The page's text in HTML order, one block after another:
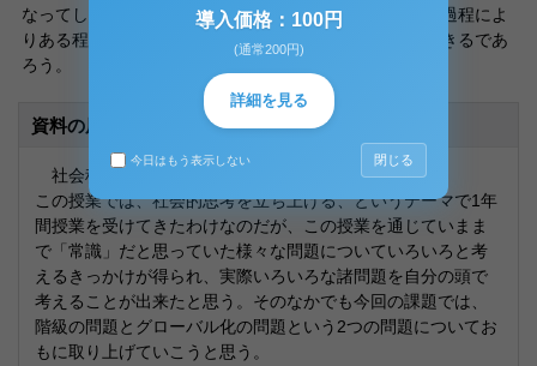
なってしまうため、学歴というものを通じてこのような過程によ
りある程度階級は固定化されていく、と考えることができるであ
ろう。
資料の原本内容
社会科学概論
この授業では、社会的思考を立ち上げる、というテーマで1年
間授業を受けてきたわけなのだが、この授業を通じていまま
で「常識」だと思っていた様々な問題についていろいろと考
えるきっかけが得られ、実際いろいろな諸問題を自分の頭で
考えることが出来たと思う。そのなかでも今回の課題では、
階級の問題とグローバル化の問題という2つの問題についてお
もに取り上げていこうと思う。
導入価格：100円
(通常200円)
詳細を見る
今日はもう表示しない 閉じる